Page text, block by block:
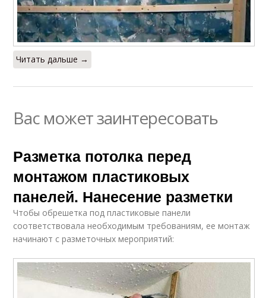
Читать дальше →
Вас может заинтересовать
Разметка потолка перед
монтажом пластиковых
панелей. Нанесение разметки
Чтобы обрешетка под пластиковые панели
соответствовала необходимым требованиям, ее монтаж
начинают с разметочных мероприятий: